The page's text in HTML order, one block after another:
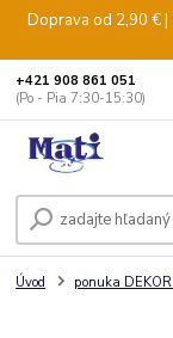
Doprava od 2,90 € |
+421 908 861 051
(Po - Pia 7:30-15:30)
Úvod ponuka